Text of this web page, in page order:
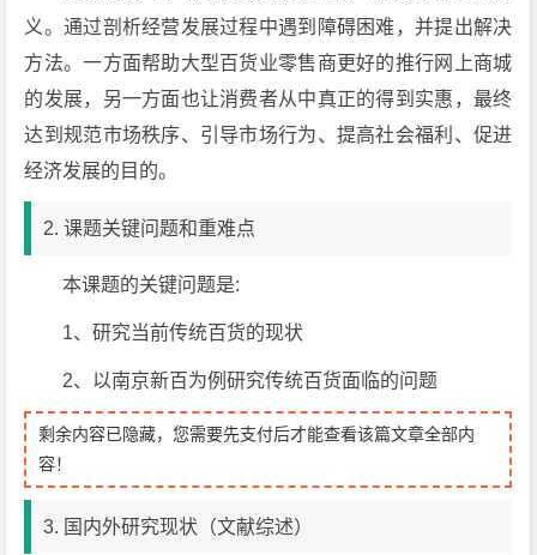
义。通过剖析经营发展过程中遇到障碍困难，并提出解决
方法。一方面帮助大型百货业零售商更好的推行网上商城
的发展，另一方面也让消费者从中真正的得到实惠，最终
达到规范市场秩序、引导市场行为、提高社会福利、促进
经济发展的目的。
2. 课题关键问题和重难点
本课题的关键问题是:
1、研究当前传统百货的现状
2、以南京新百为例研究传统百货面临的问题
剩余内容已隐藏，您需要先支付后才能查看该篇文章全部内
容！
3. 国内外研究现状（文献综述）